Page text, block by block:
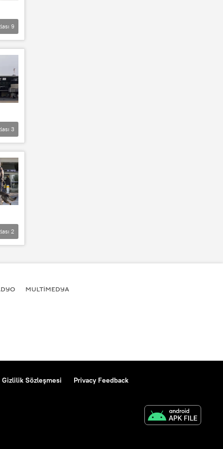
9
3
2
MULTİMEDYA
Gizlilik Sözleşmesi Privacy Feedback